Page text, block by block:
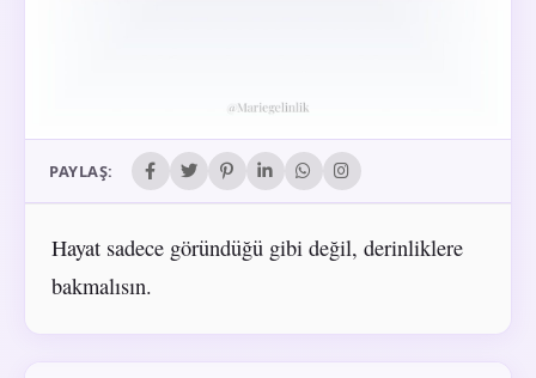
PAYLAŞ:
Hayat sadece göründüğü gibi değil, derinliklere
bakmalısın.